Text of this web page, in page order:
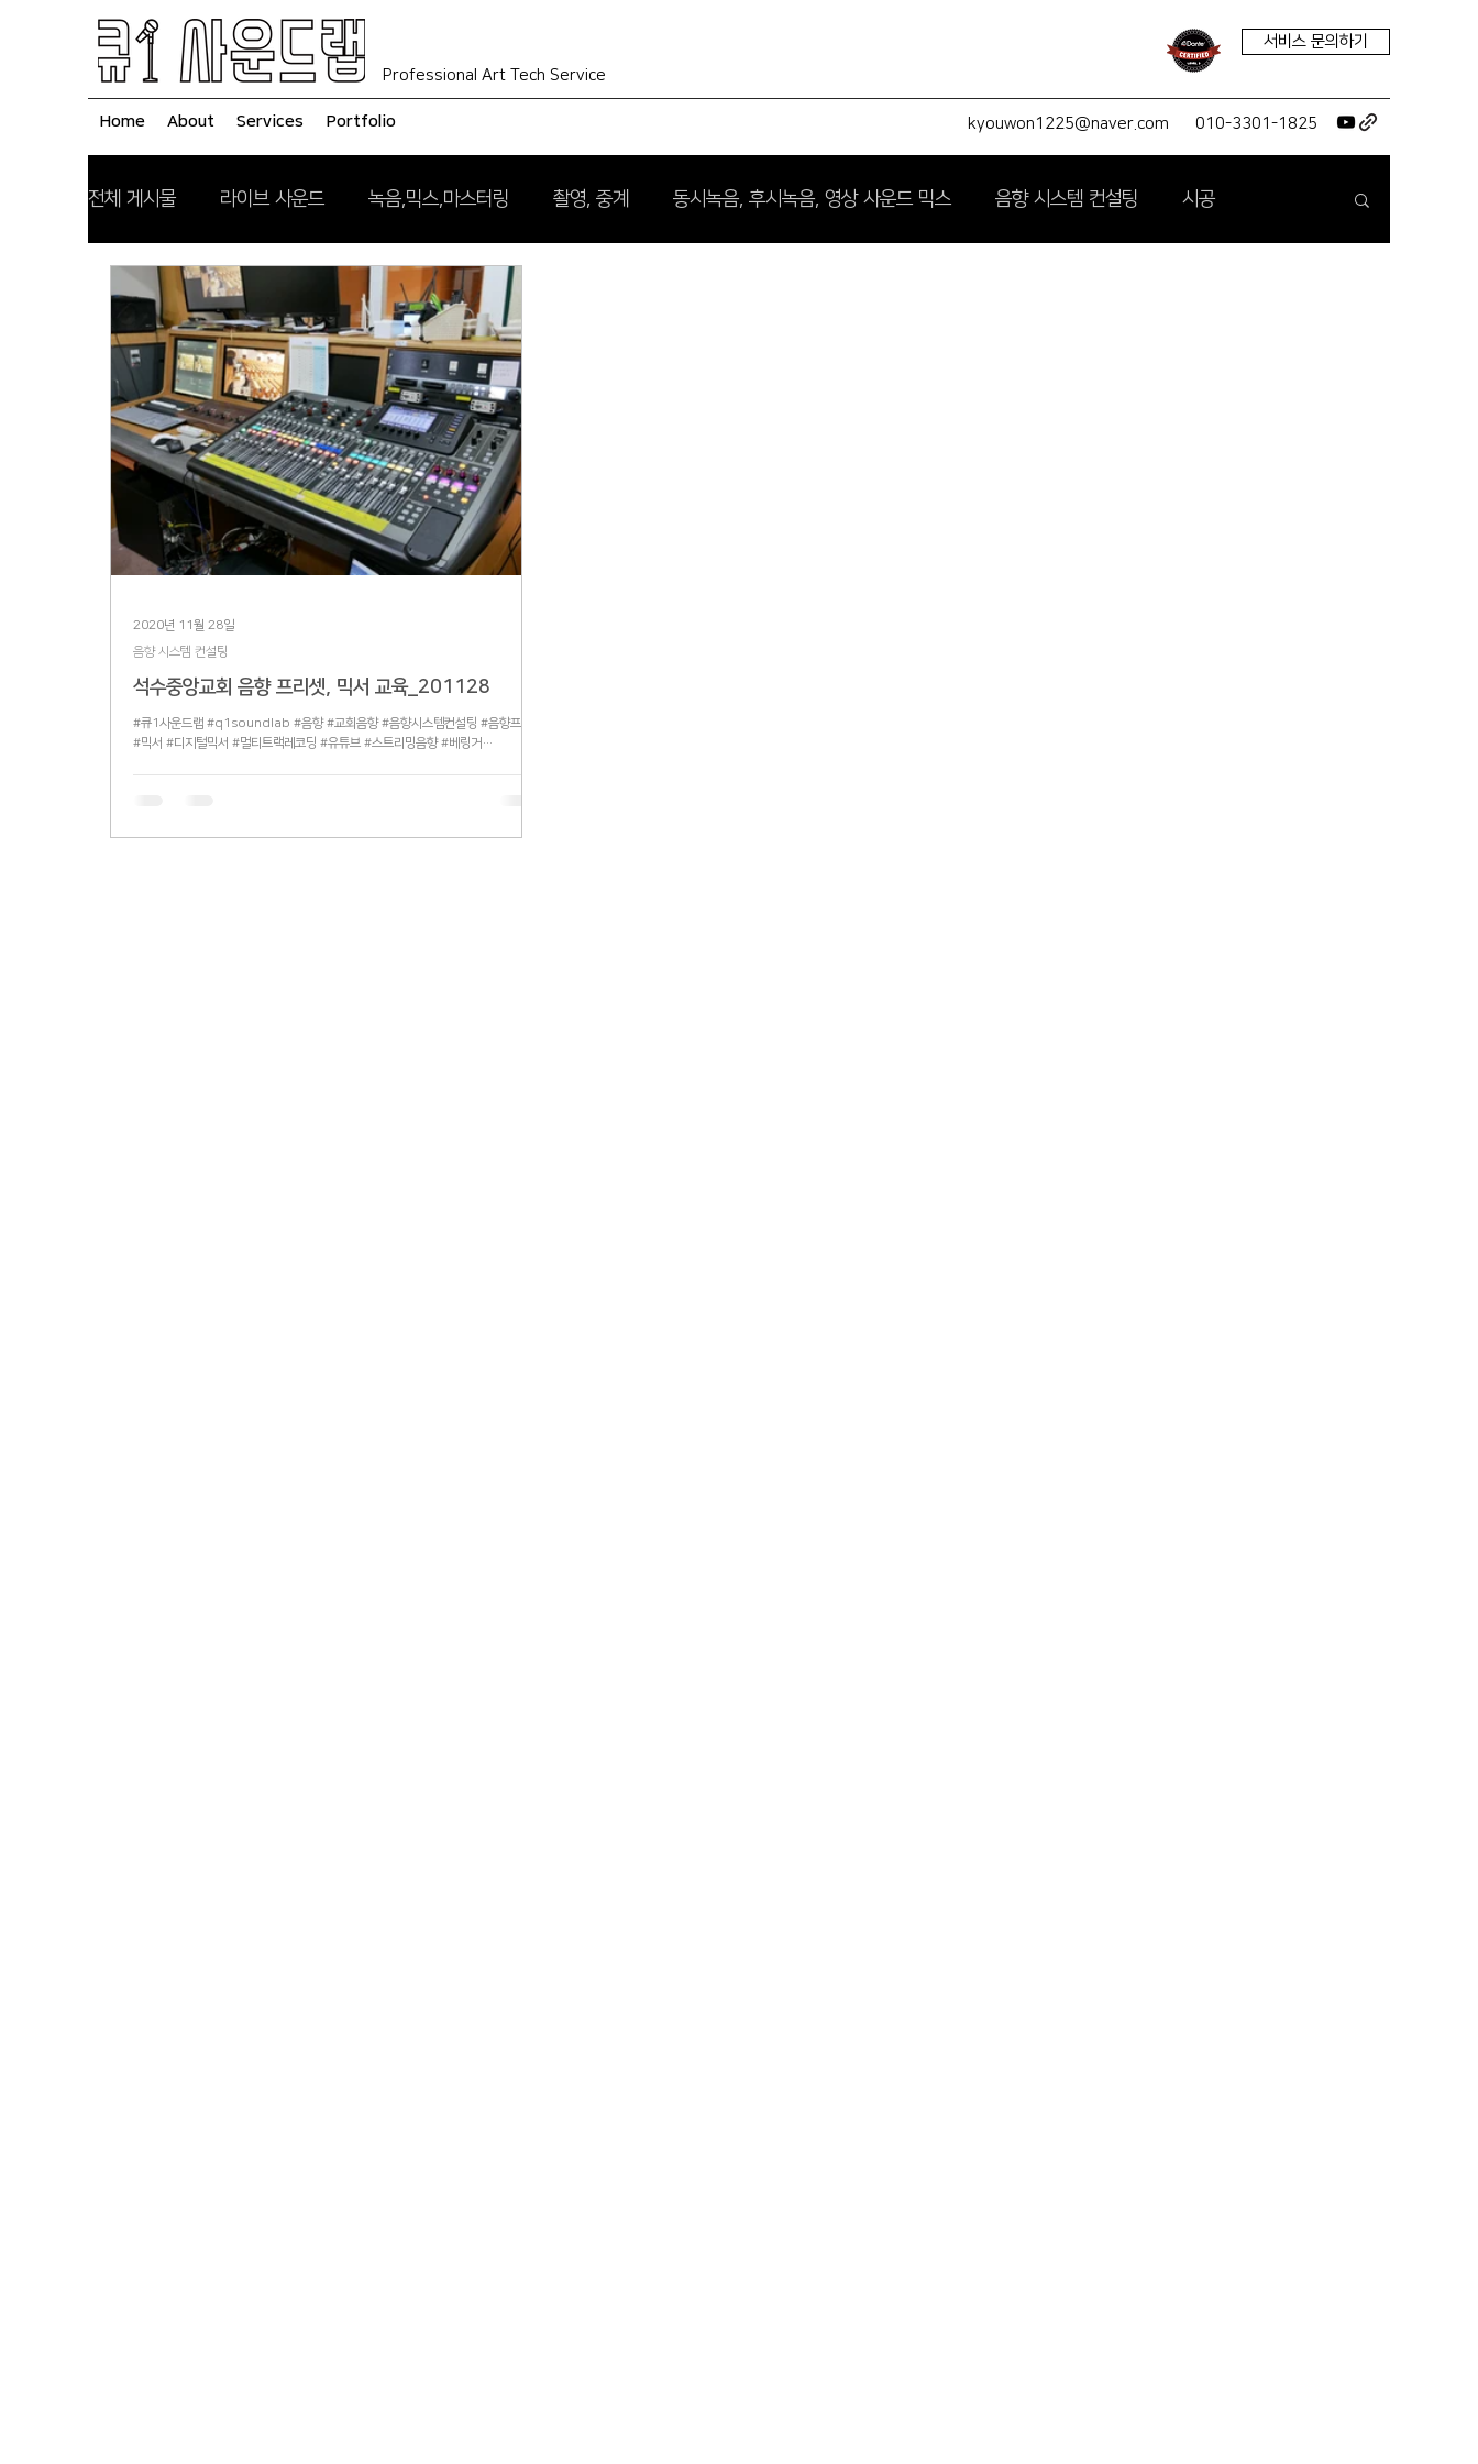
Professional Art Tech Service
서비스 문의하기
Home About Services Portfolio kyouwon1225@naver.com 010-3301-1825
전체 게시물 라이브 사운드 녹음,믹스,마스터링 촬영, 중계 동시녹음, 후시녹음, 영상 사운드 믹스 음향 시스템 컨설팅 시공
석수중앙교회 음향 프리셋, 믹서 교육_201128
#큐1사운드랩 #q1soundlab #음향 #교회음향 #음향시스템컨설팅 #음향프리셋
#믹서 #디지털믹서 #멀티트랙레코딩 #유튜브 #스트리밍음향 #베링거
음향 시스템 컨설팅
2020년 11월 28일